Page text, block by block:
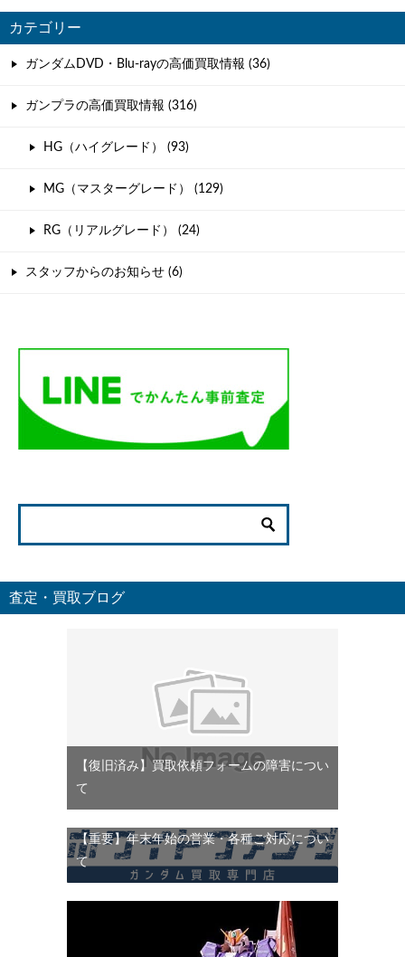
カテゴリー
ガンダムDVD・Blu-rayの高価買取情報 (36)
ガンプラの高価買取情報 (316)
HG（ハイグレード） (93)
MG（マスターグレード） (129)
RG（リアルグレード） (24)
スタッフからのお知らせ (6)
査定・買取ブログ
【復旧済み】買取依頼フォームの障害につい
て
【重要】年末年始の営業・各種ご対応につい
て